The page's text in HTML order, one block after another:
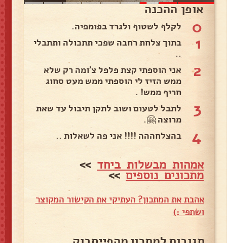
אופן ההכנה
0 לקלף לשטוף ולגרד בפומפיה.
1
בתוך צלחת רחבה שפכי תתכולה ותתבלי
..
2
אני הוספתי קצת פלפל צ'ומה רק שלא
ממש הזיז לי הוספתי ממש מעט סחוג
חריף ממש! .
3
לתבל לטעום ושוב לתקן תיבול עד שאת
מרוצה 🤗.
4 בהצלחההה !!!! אני פה לשאלות ..
אמהות מבשלות ביחד >>
מתכונים נוספים>>
אהבת את המתכון? העתיקי את הקישור המקוצר
ושתפי :)